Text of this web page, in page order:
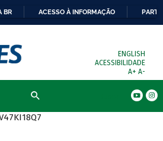
BR ACESSO À INFORMAÇÃO
ENGLISH
ACESSIBILIDADE
A+ A-